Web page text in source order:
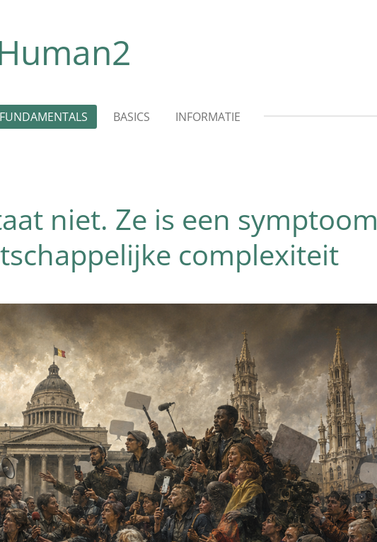
FUNDAMENTALS BASICS INFORMATIE
niet. Ze is een symptoom
complexiteit